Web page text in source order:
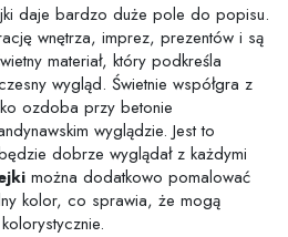
daje bardzo duże pole do popisu.
wnętrza, imprez, prezentów i są
materiał, który podkreśla
wygląd. Świetnie współgra z
ozdoba przy betonie
wyglądzie. Jest to
dobrze wyglądał z każdymi
można dodatkowo pomalować
kolor, co sprawia, że mogą